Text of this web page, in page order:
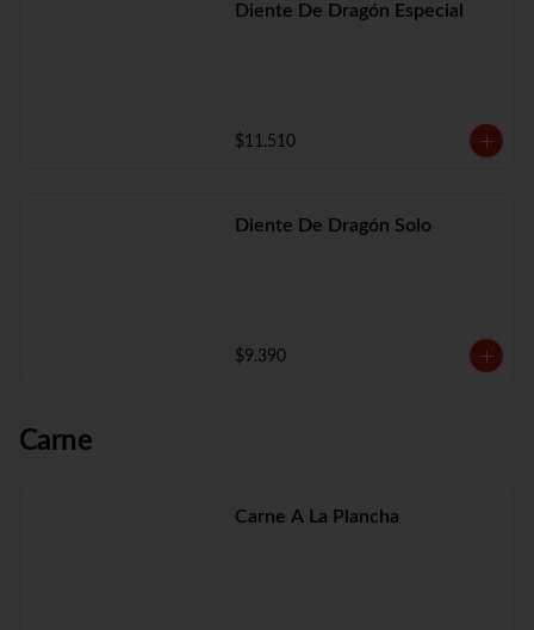
Diente De Dragón Especial
$11.510
Diente De Dragón Solo
$9.390
Carne
Carne A La Plancha